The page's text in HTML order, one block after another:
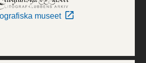
museet